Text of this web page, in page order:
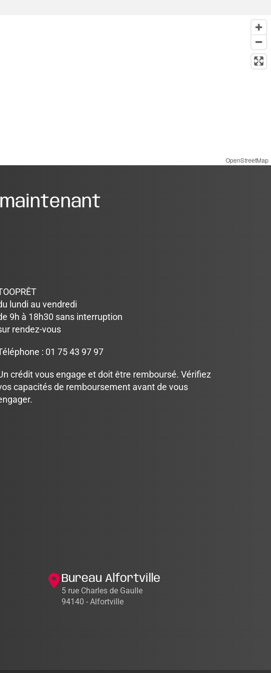
OpenStreetMap
lundi au vendredi
9h à 18h30 sans interruption
rendez-vous
: 01 75 43 97 97
crédit vous engage et doit être remboursé. Vérifiez
capacités de remboursement avant de vous
Bureau Alfortville
5 rue Charles de Gaulle
94140 - Alfortville